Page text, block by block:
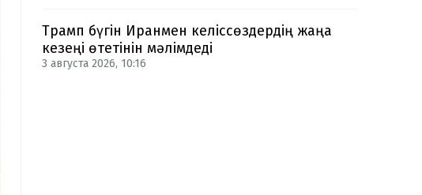
Трамп бүгін Иранмен келіссөздердің жаңа
кезеңі өтетінін мәлімдеді
3 августа 2026, 10:16